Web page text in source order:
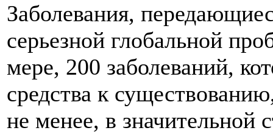
Заболевания,
серьезной глобальной
мере, 200 заболеваний,
средства к
не менее, в значительной